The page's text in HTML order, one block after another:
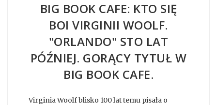
BIG BOOK CAFE: KTO SIĘ
BOI VIRGINII WOOLF.
"ORLANDO" STO LAT
PÓŹNIEJ. GORĄCY TYTUŁ W
BIG BOOK CAFE.
Virginia Woolf blisko 100 lat temu pisała o